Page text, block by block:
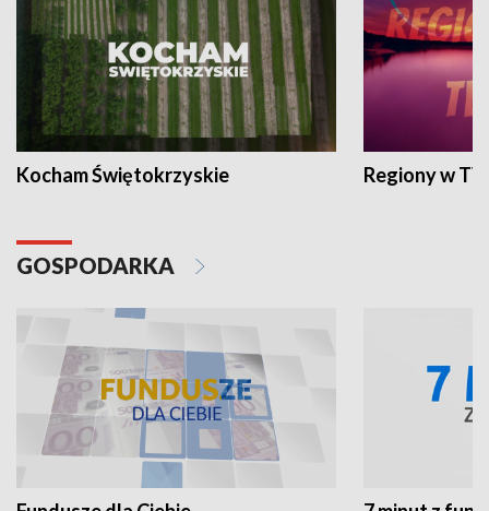
Kocham Świętokrzyskie Regiony w
GOSPODARKA